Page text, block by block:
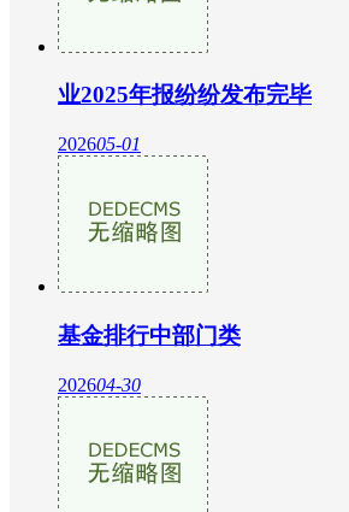
业2025年报纷纷发布完毕
202605-01
基金排行中部门类
202604-30